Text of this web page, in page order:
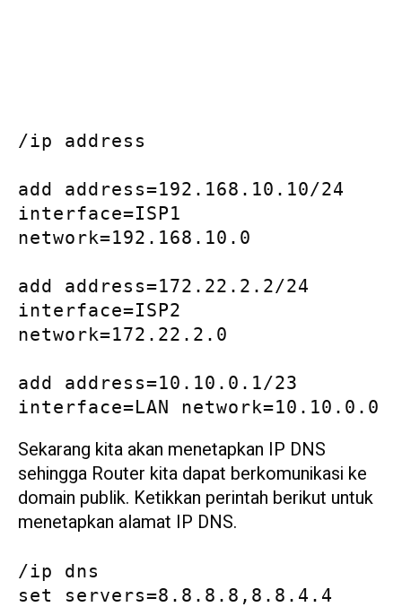
/ip address
add address=192.168.10.10/24
interface=ISP1
network=192.168.10.0
add address=172.22.2.2/24
interface=ISP2
network=172.22.2.0
add address=10.10.0.1/23
interface=LAN network=10.10.0.0
Sekarang kita akan menetapkan IP DNS
sehingga Router kita dapat berkomunikasi ke
domain publik. Ketikkan perintah berikut untuk
menetapkan alamat IP DNS.
/ip dns
set servers=8.8.8.8,8.8.4.4